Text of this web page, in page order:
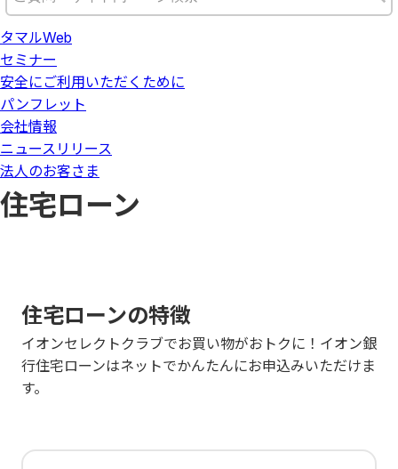
タマルWeb
セミナー
安全にご利用いただくために
パンフレット
会社情報
ニュースリリース
法人のお客さま
住宅ローン
住宅ローンの特徴
イオンセレクトクラブでお買い物がおトクに！イオン銀
行住宅ローンはネットでかんたんにお申込みいただけま
す。